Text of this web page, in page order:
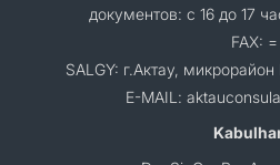
документов: с 16 до 17
FAX: =
SALGY: г.Актау,
E-MAIL: